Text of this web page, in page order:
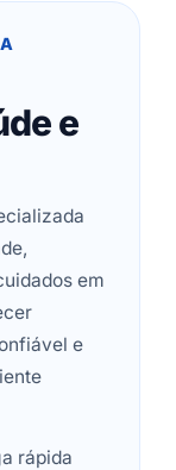
e
em
e
rápida